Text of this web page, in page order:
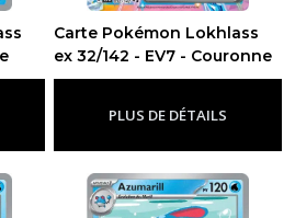
Carte Pokémon Lokhlass
ex 32/142 - EV7 - Couronne
Stellaire-Ev7 - Couronne Stellaire
PLUS DE DÉTAILS